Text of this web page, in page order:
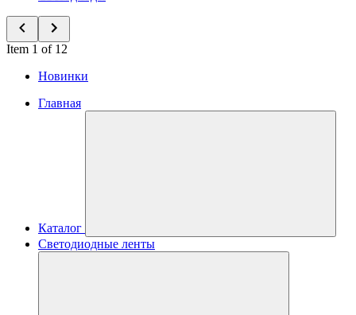
Item 1 of 12
Новинки
Главная
Каталог
Светодиодные ленты